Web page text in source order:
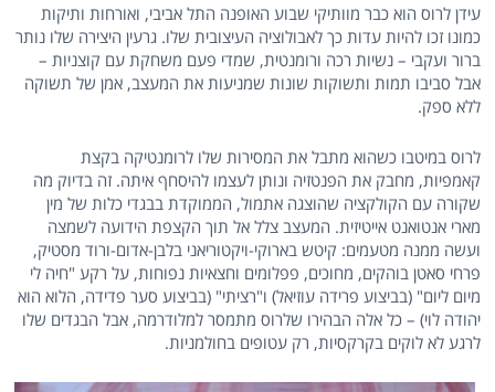
עידן לרוס הוא כבר מוותיקי שבוע האופנה התל אביבי, ואורחות ותיקות
כמונו זכו להיות עדות כך לאבולוציה העיצובית שלו. גרעין היצירה שלו נותר
ברור ועקבי – נשיות רכה ורומנטית, שמדי פעם משחקת עם קוצניות –
אבל סביבו תמות ותשוקות שונות שמניעות את המעצב, אמן של תשוקה
ללא ספק.
לרוס במיטבו כשהוא מתבל את המסירות שלו לרומנטיקה בקצת
קאמפיות, מחבק את הפנטזיה ונותן לעצמו להיסחף איתה. זה בדיוק מה
שקורה עם הקולקציה שהוצגה אתמול, הממוקדת בבגדי כלות של מין
מארי אנטואנט אייטיזית. המעצב צלל אל תוך הקצפת הידועה לשמצה
ועשה ממנה מטעמים: קיטש בארוקי-ויקטוריאני בלבן-אדום-ורוד מסטיק,
פרחי סאטן בוהקים, מחוכים, פפלומים וחצאיות נפוחות, על רקע "חיה לי
מיום ליום" (בביצוע פרידה עוזיאל) ו"רציתי" (בביצוע סער פדידה, הלוא הוא
יהודה לוי) – כל אלה הבהירו שלרוס מתמסר למלודרמה, אבל הבגדים שלו
לרגע לא לוקים בקרקסיות, רק עטופים בחולמניות.